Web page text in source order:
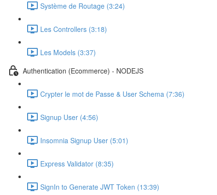
Système de Routage (3:24)
Les Controllers (3:18)
Les Models (3:37)
Authentication (Ecommerce) - NODEJS
Crypter le mot de Passe & User Schema (7:36)
Signup User (4:56)
Insomnia Signup User (5:01)
Express Validator (8:35)
SignIn to Generate JWT Token (13:39)